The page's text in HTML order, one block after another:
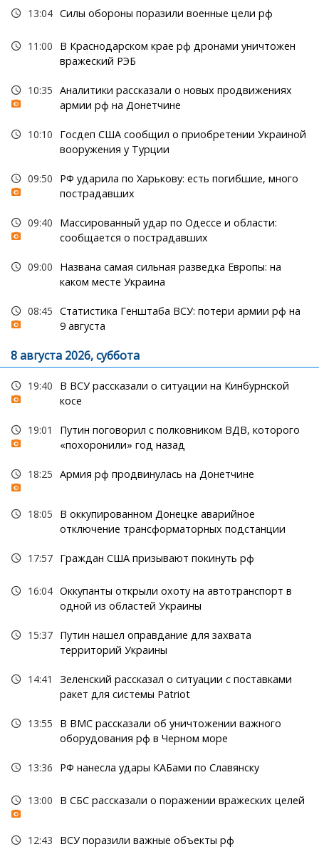
13:04 Силы обороны поразили военные цели рф
11:00
В Краснодарском крае рф дронами уничтожен
вражеский РЭБ
10:35 Аналитики рассказали о новых продвижениях
армии рф на Донетчине
10:10
Госдеп США сообщил о приобретении Украиной
вооружения у Турции
09:50
РФ ударила по Харькову: есть погибшие, много
пострадавших
09:40
Массированный удар по Одессе и области:
сообщается о пострадавших
09:00
Названа самая сильная разведка Европы: на
каком месте Украина
08:45 Статистика Генштаба ВСУ: потери армии рф на
9 августа
8 августа 2026, суббота
19:40
В ВСУ рассказали о ситуации на Кинбурнской
косе
19:01
Путин поговорил с полковником ВДВ, которого
«похоронили» год назад
18:25 Армия рф продвинулась на Донетчине
18:05
В оккупированном Донецке аварийное
отключение трансформаторных подстанции
17:57 Граждан США призывают покинуть рф
16:04 Оккупанты открыли охоту на автотранспорт в
одной из областей Украины
15:37 Путин нашел оправдание для захвата
территорий Украины
14:41
Зеленский рассказал о ситуации с поставками
ракет для системы Patriot
13:55
В ВМС рассказали об уничтожении важного
оборудования рф в Черном море
13:36 РФ нанесла удары КАБами по Славянску
13:00 В СБС рассказали о поражении вражеских целей
12:43 ВСУ поразили важные объекты рф